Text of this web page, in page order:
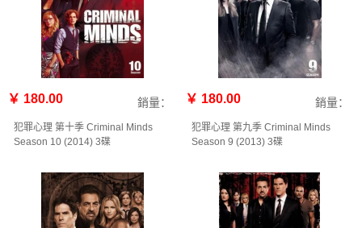
￥ 180.00 銷量：
犯罪心理 第十季 Criminal Minds
Season 10‎ (2014) 3碟
￥ 180.00 銷量：
犯罪心理 第九季 Criminal Minds
Season 9‎ (2013) 3碟